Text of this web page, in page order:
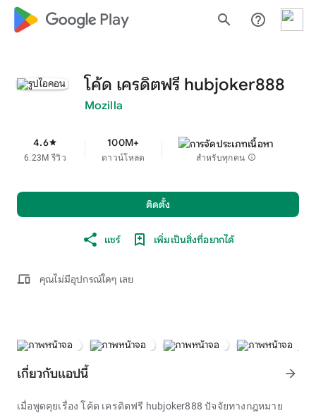
google_logo Play search help_outline
โค้ด เครดิตฟรี hubjoker888
Mozilla
4.6star
6.23M รีวิว
100M+
ดาวน์โหลด สำหรับทุกคน info
ติดตั้ง
แชร์ เพิ่มเป็นสิ่งที่อยากได้
devices คุณไม่มีอุปกรณ์ใดๆ เลย
เกี่ยวกับแอปนี้ arrow_forward
เมื่อพูดคุยเรื่องโค้ด เครดิตฟรี hubjoker888 ปัจจัยทางกฎหมาย